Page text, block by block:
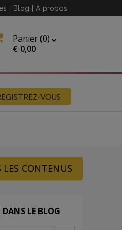
Blog À propos
Panier (0)
€ 0,00
VOUS
CONTENUS
DANS LE BLOG